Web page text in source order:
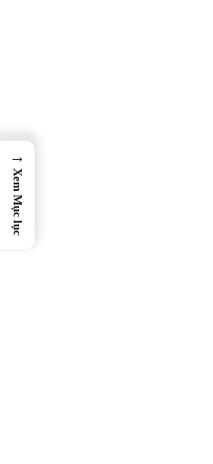
→
Xem Mục lục